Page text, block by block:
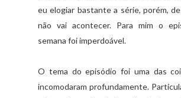
eu elogiar bastante a série, porém,
não vai acontecer. Para mim o
semana foi imperdoável.
O tema do episódio foi uma das
incomodaram profundamente.